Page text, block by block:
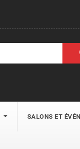
SALONS ET